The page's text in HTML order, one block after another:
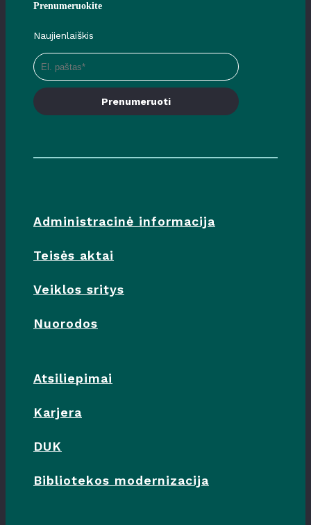
Prenumeruokite
Naujienlaiškis
Prenumeruoti
Administracinė informacija
Teisės aktai
Veiklos sritys
Nuorodos
Atsiliepimai
Karjera
DUK
Bibliotekos modernizacija